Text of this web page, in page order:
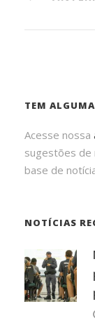
TEM
Acesse nossa
sugestões de
base de
NOTÍCIAS